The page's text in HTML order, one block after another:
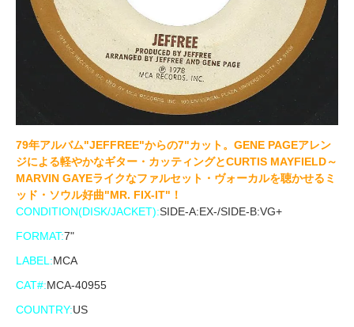
79年アルバム"JEFFREE"からの7"カット。GENE PAGEアレン
ジによる軽やかなギター・カッティングとCURTIS MAYFIELD～
MARVIN GAYEライクなファルセット・ヴォーカルを聴かせるミ
ッド・ソウル好曲"MR. FIX-IT"！
CONDITION(DISK/JACKET):SIDE-A:EX-/SIDE-B:VG+
FORMAT:7"
LABEL:MCA
CAT#:MCA-40955
COUNTRY:US